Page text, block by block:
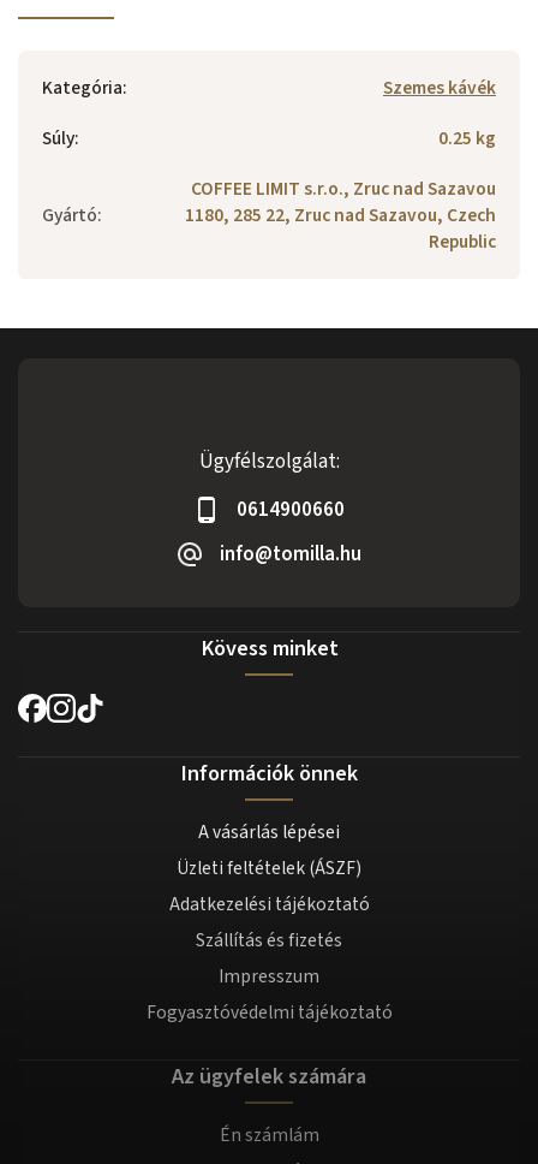
Kategória:
Szemes kávék
Súly: 0.25 kg
Gyártó:
COFFEE LIMIT s.r.o., Zruc nad Sazavou
1180, 285 22, Zruc nad Sazavou, Czech
Republic
Ügyfélszolgálat:
0614900660
info@tomilla.hu
Kövess minket
Információk önnek
A vásárlás lépései
Üzleti feltételek (ÁSZF)
Adatkezelési tájékoztató
Szállítás és fizetés
Impresszum
Fogyasztóvédelmi tájékoztató
Az ügyfelek számára
Én számlám